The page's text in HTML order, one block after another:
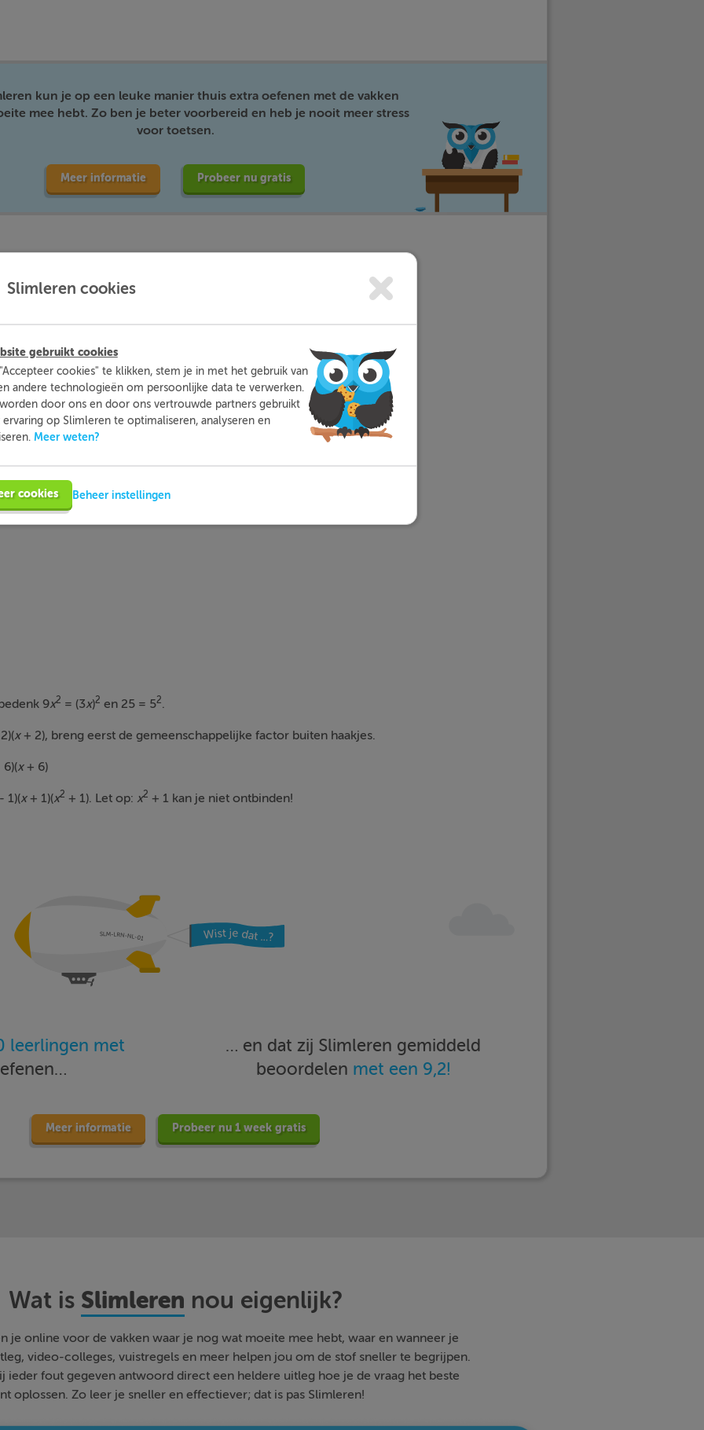
kun je op een leuke manier thuis extra oefenen met de vakken
mee hebt. Zo ben je beter voorbereid en heb je nooit meer stress
voor toetsen.
Meer informatie Probeer nu gratis
9x2 = (3x)2 en 25 = 52.
x+ 2), breng eerst de gemeenschappelijke factor buiten haakjes.
x+ 6)
1)(x+ 1)(x2 + 1). Let op: x2 + 1 kan je niet ontbinden!
leerlingen met
… en dat zij Slimleren gemiddeld
beoordelen met een 9,2!
Meer informatie Probeer nu 1 week gratis
Wat is Slimleren nou eigenlijk?
je online voor de vakken waar je nog wat moeite mee hebt, waar en wanneer je
video-colleges, vuistregels en meer helpen jou om de stof sneller te begrijpen.
ieder fout gegeven antwoord direct een heldere uitleg hoe je de vraag het beste
oplossen. Zo leer je sneller en effectiever; dat is pas Slimleren!
Slimleren cookies
gebruikt cookies
cookies" te klikken, stem je in met het gebruik van
andere technologieën om persoonlijke data te verwerken.
door ons en door ons vertrouwde partners gebruikt
op Slimleren te optimaliseren, analyseren en
Meer weten?
cookies Beheer instellingen